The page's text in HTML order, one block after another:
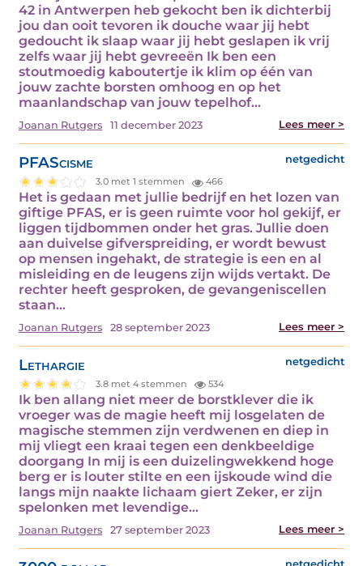
42 in Antwerpen heb gekocht ben ik dichterbij
jou dan ooit tevoren ik douche waar jij hebt
gedoucht ik slaap waar jij hebt geslapen ik vrij
zelfs waar jij hebt gevreeën Ik ben een
stoutmoedig kaboutertje ik klim op één van
jouw zachte borsten omhoog en op het
maanlandschap van jouw tepelhof…
Joanan Rutgers 11 december 2023 Lees meer >
PFAScisme netgedicht
3.0 met 1 stemmen 466
Het is gedaan met jullie bedrijf en het lozen van
giftige PFAS, er is geen ruimte voor hol gekijf, er
liggen tijdbommen onder het gras. Jullie doen
aan duivelse gifverspreiding, er wordt bewust
op mensen ingehakt, de strategie is een en al
misleiding en de leugens zijn wijds vertakt. De
rechter heeft gesproken, de gevangeniscellen
staan…
Joanan Rutgers 28 september 2023 Lees meer >
Lethargie netgedicht
3.8 met 4 stemmen 534
Ik ben allang niet meer de borstklever die ik
vroeger was de magie heeft mij losgelaten de
magische stemmen zijn verdwenen en diep in
mij vliegt een kraai tegen een denkbeeldige
doorgang In mij is een duizelingwekkend hoge
berg er is louter stilte en een ijskoude wind die
langs mijn naakte lichaam giert Zeker, er zijn
spelonken met levendige…
Joanan Rutgers 27 september 2023 Lees meer >